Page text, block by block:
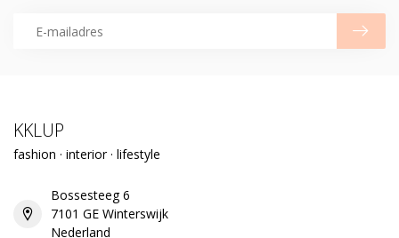
KKLUP
fashion · interior · lifestyle
Bossesteeg 6
7101 GE Winterswijk
Nederland